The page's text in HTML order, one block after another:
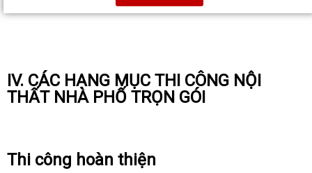
IV. CÁC HẠNG MỤC THI CÔNG NỘI
THẤT NHÀ PHỐ TRỌN GÓI
Thi công hoàn thiện